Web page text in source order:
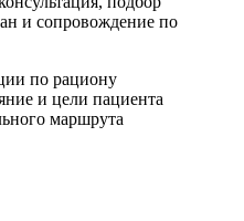
и сопровождение по
по рациону
и цели пациента
маршрута